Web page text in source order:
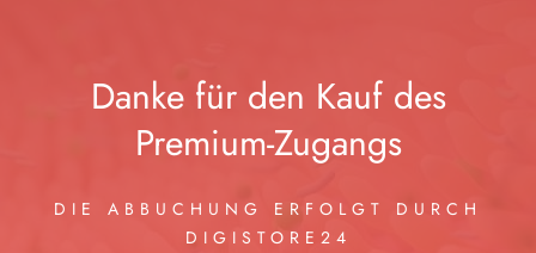
Danke für den Kauf des
Premium-Zugangs
DIE ABBUCHUNG ERFOLGT DURCH
DIGISTORE24